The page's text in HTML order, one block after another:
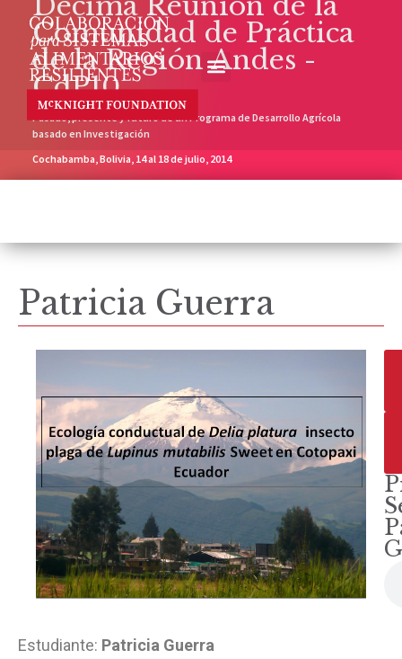
Comunidad de Práctica
de la Región Andes -
CdP10
Pasado, presente y futuro de un Programa de Desarrollo Agrícola
basado en Investigación
Cochabamba, Bolivia, 14 al 18 de julio, 2014
Patricia Guerra
Estudiante: Patricia Guerra